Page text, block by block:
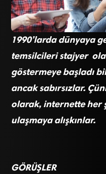
1990’larda dünyaya
temsilcileri stajyer
göstermeye başladı
ancak sabırsızlar.
olarak, internette her
ulaşmaya alışkınlar.
GÖRÜŞLER